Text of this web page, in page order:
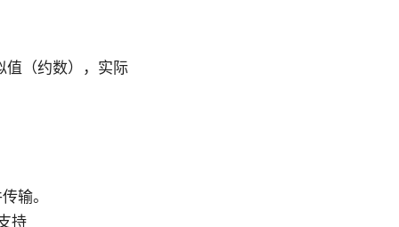
值（约数），实际
输。
持